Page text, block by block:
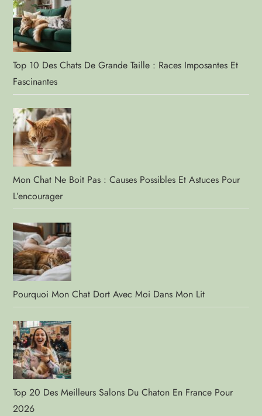
Top 10 Des Chats De Grande Taille : Races Imposantes Et
Fascinantes
Mon Chat Ne Boit Pas : Causes Possibles Et Astuces Pour
L’encourager
Pourquoi Mon Chat Dort Avec Moi Dans Mon Lit
Top 20 Des Meilleurs Salons Du Chaton En France Pour
2026